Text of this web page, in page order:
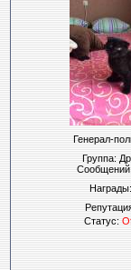
Генерал-
Группа:
Статус: